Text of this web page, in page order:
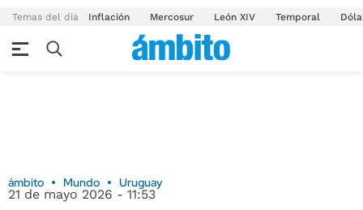
Temas del día Inflación Mercosur León XIV Temporal
ámbito Mundo Uruguay
21 de mayo 2026 - 11:53